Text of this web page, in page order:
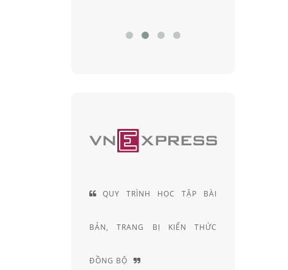
QUY TRÌNH HỌC TẬP BÀI
BẢN, TRANG BỊ KIẾN THỨC
ĐỒNG BỘ